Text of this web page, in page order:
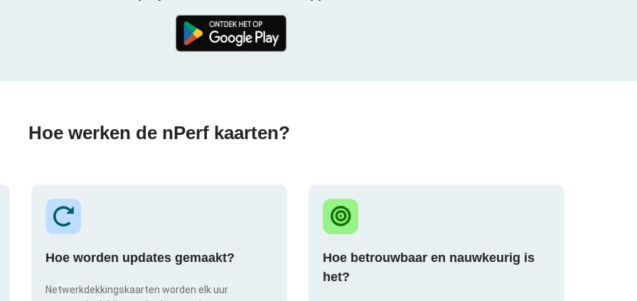
Hoe werken de nPerf kaarten?
Hoe worden updates gemaakt?
Netwerkdekkingskaarten worden elk uur
Hoe betrouwbaar en nauwkeurig is
het?